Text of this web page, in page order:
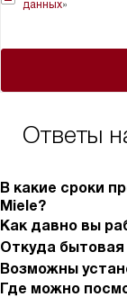
данных»
Ответы
В какие сроки
Miele?
Как давно вы
Откуда бытовая
Возможны
Где можно